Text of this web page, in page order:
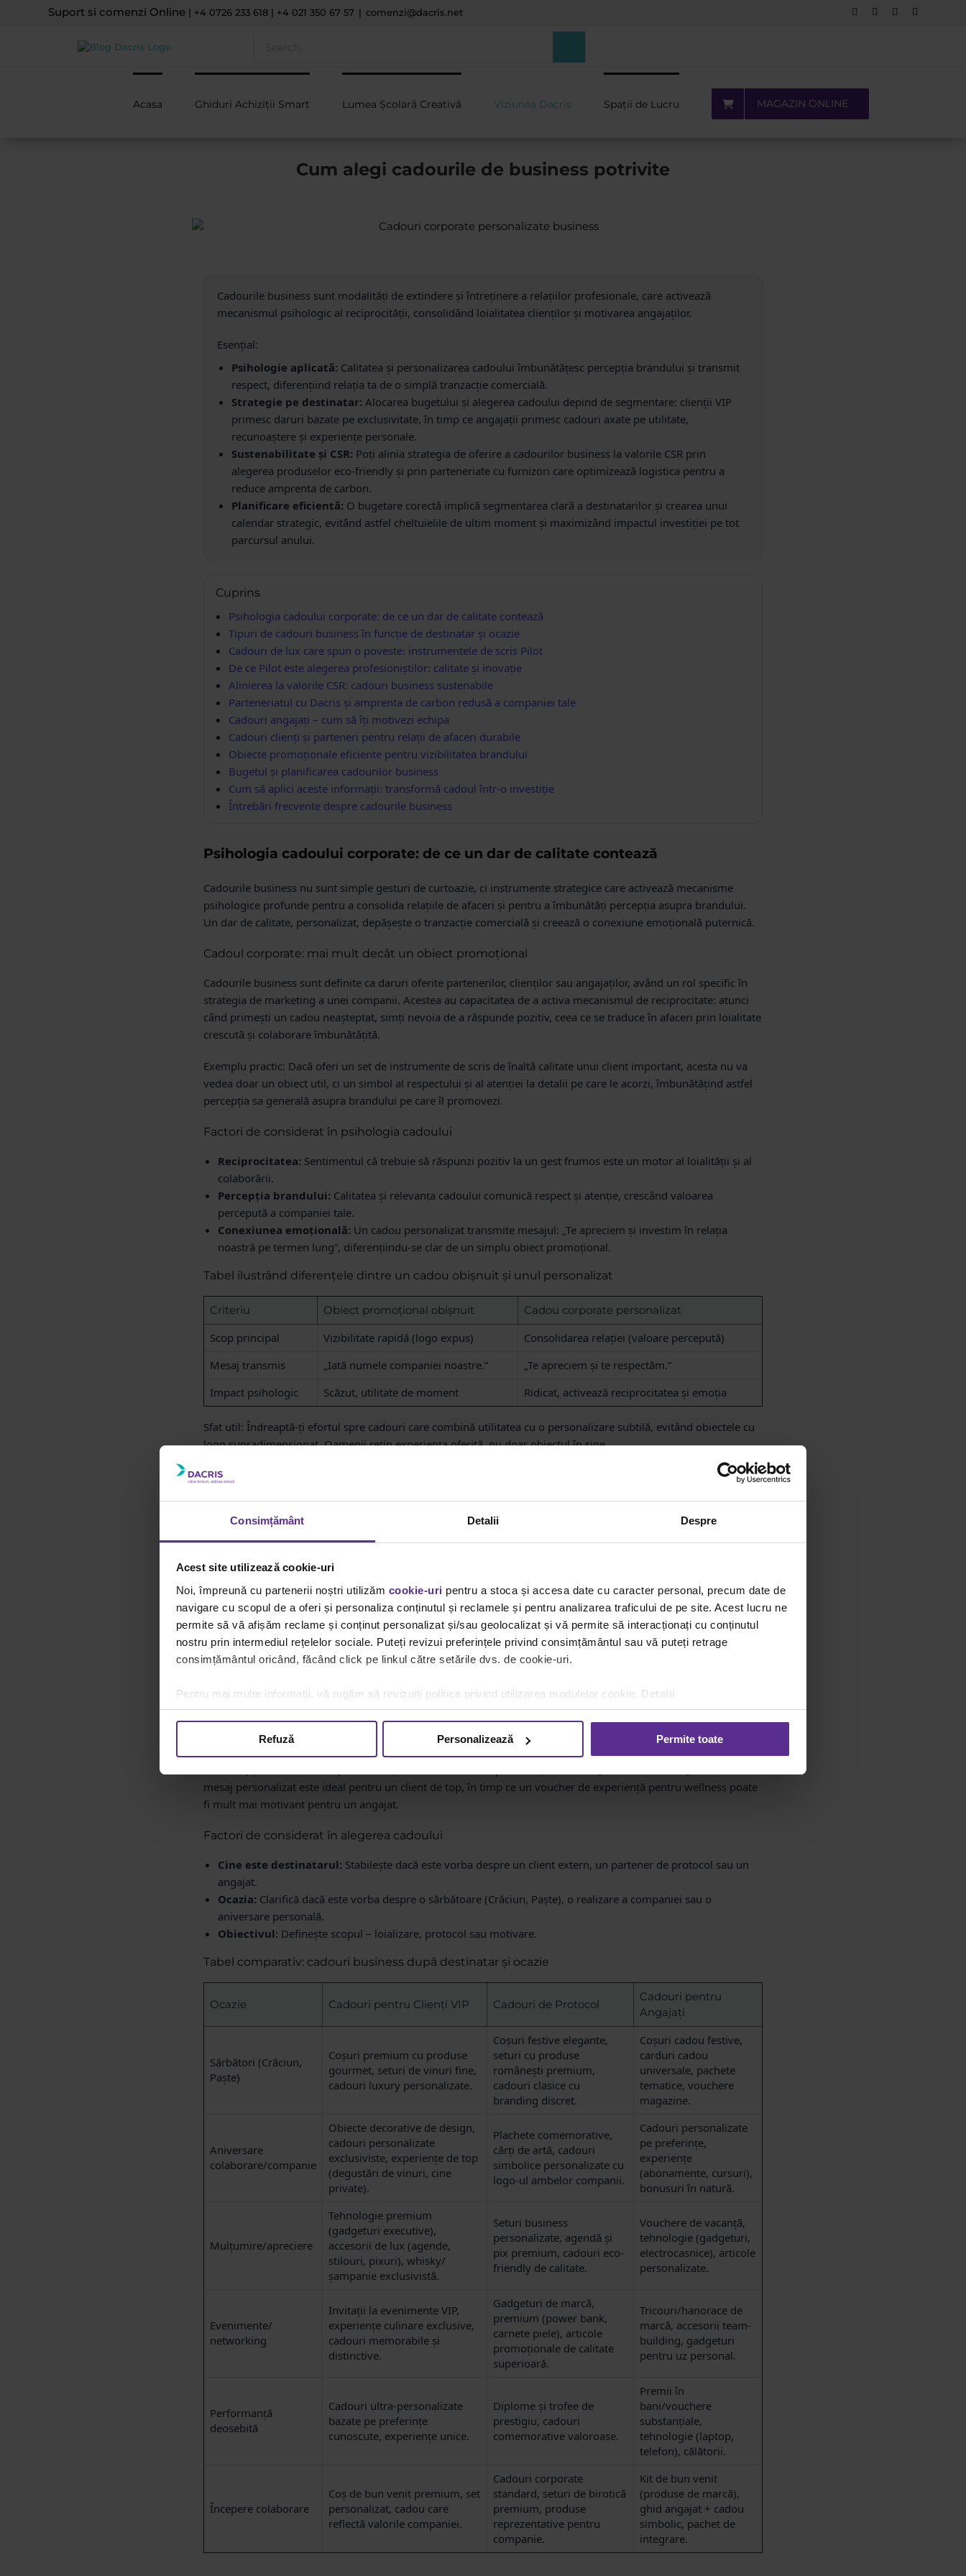
Consimțământ Detalii Despre
Acest site utilizează cookie-uri
Noi, împreună cu partenerii noștri utilizăm cookie-uri pentru a stoca și accesa date cu caracter personal, precum date de
navigare cu scopul de a oferi și personaliza conținutul și reclamele și pentru analizarea traficului de pe site. Acest lucru ne
permite să vă afișăm reclame și conținut personalizat și/sau geolocalizat și vă permite să interacționați cu conținutul
nostru prin intermediul rețelelor sociale. Puteți revizui preferințele privind consimțământul sau vă puteți retrage
consimțământul oricând, făcând click pe linkul către setările dvs. de cookie-uri.
Pentru mai multe informații, vă rugăm să revizuiți politica privind utilizarea modulelor cookie. Detalii
Refuză Personalizează Permite toate
Suport si comenzi Online | +4 0726 233 618 | +4 021 350 67 57 | comenzi@dacris.net FacebookLinkedInYouTube
Acasa Ghiduri Achiziții Smart Lumea Școlară Creativă Viziunea Dacris Spații de Lucru MAGAZIN ONLINE
Cum alegi cadourile de business potrivite
Cadourile business sunt modalități de extindere și întreținere a relațiilor profesionale, care activează
mecanismul psihologic al reciprocității, consolidând loialitatea clienților și motivarea angajaților.
Esențial:
Psihologie aplicată: Calitatea și personalizarea cadoului îmbunătățesc percepția brandului și transmit
respect, diferențiind relația ta de o simplă tranzacție comercială.
Strategie pe destinatar: Alocarea bugetului și alegerea cadoului depind de segmentare: clienții VIP
primesc daruri bazate pe exclusivitate, în timp ce angajații primesc cadouri axate pe utilitate,
recunoaștere și experiențe personale.
Sustenabilitate și CSR: Poți alinia strategia de oferire a cadourilor business la valorile CSR prin
alegerea produselor eco-friendly și prin parteneriate cu furnizori care optimizează logistica pentru a
reduce amprenta de carbon.
Planificare eficientă: O bugetare corectă implică segmentarea clară a destinatarilor și crearea unui
calendar strategic, evitând astfel cheltuielile de ultim moment și maximizând impactul investiției pe tot
parcursul anului.
Cuprins
Psihologia cadoului corporate: de ce un dar de calitate contează
Tipuri de cadouri business în funcție de destinatar și ocazie
Cadouri de lux care spun o poveste: instrumentele de scris Pilot
De ce Pilot este alegerea profesioniștilor: calitate și inovație
Alinierea la valorile CSR: cadouri business sustenabile
Parteneriatul cu Dacris și amprenta de carbon redusă a companiei tale
Cadouri angajați – cum să îți motivezi echipa
Cadouri clienți și parteneri pentru relații de afaceri durabile
Obiecte promoționale eficiente pentru vizibilitatea brandului
Bugetul și planificarea cadourilor business
Cum să aplici aceste informații: transformă cadoul într-o investiție
Întrebări frecvente despre cadourile business
Psihologia cadoului corporate: de ce un dar de calitate contează
Cadourile business nu sunt simple gesturi de curtoazie, ci instrumente strategice care activează mecanisme
psihologice profunde pentru a consolida relațiile de afaceri și pentru a îmbunătăți percepția asupra brandului.
Un dar de calitate, personalizat, depășește o tranzacție comercială și creează o conexiune emoțională puternică.
Cadoul corporate: mai mult decât un obiect promoțional
Cadourile business sunt definite ca daruri oferite partenerilor, clienților sau angajaților, având un rol specific în
strategia de marketing a unei companii. Acestea au capacitatea de a activa mecanismul de reciprocitate: atunci
când primești un cadou neașteptat, simți nevoia de a răspunde pozitiv, ceea ce se traduce în afaceri prin loialitate
crescută și colaborare îmbunătățită.
Exemplu practic: Dacă oferi un set de instrumente de scris de înaltă calitate unui client important, acesta nu va
vedea doar un obiect util, ci un simbol al respectului și al atenției la detalii pe care le acorzi, îmbunătățind astfel
percepția sa generală asupra brandului pe care îl promovezi.
Factori de considerat în psihologia cadoului
Reciprocitatea: Sentimentul că trebuie să răspunzi pozitiv la un gest frumos este un motor al loialității și al
colaborării.
Percepția brandului: Calitatea și relevanța cadoului comunică respect și atenție, crescând valoarea
percepută a companiei tale.
Conexiunea emoțională: Un cadou personalizat transmite mesajul: „Te apreciem și investim în relația
noastră pe termen lung”, diferențiindu-se clar de un simplu obiect promoțional.
Tabel ilustrând diferențele dintre un cadou obișnuit și unul personalizat
Criteriu Obiect promoțional obișnuit Cadou corporate personalizat
Scop principal Vizibilitate rapidă (logo expus)
Consolidarea relației (valoare percepută)
Mesaj transmis
„Iată numele companiei noastre.”
„Te apreciem și te respectăm.”
Impact psihologic
Scăzut, utilitate de moment Ridicat, activează reciprocitatea și emoția
Sfat util: Îndreaptă-ți efortul spre cadouri care combină utilitatea cu o personalizare subtilă, evitând obiectele cu
logo supradimensionat. Oamenii rețin experiența oferită, nu doar obiectul în sine.
Tipuri de cadouri business în funcție de destinatar și ocazie
Alegerea cadoului potrivit depinde, în mod esențial, de identitatea destinatarului și de ocazia oferirii, deoarece
fiecare context necesită o abordare diferită pentru a maximiza impactul emoțional și strategic.
Elemente cheie: destinatarul și eticheta
Fiecare categorie de destinatari impune un set distinct de așteptări și obiective pentru cadoul tău corporate.
Clienții VIPnecesită daruri care să transmită apreciere și exclusivitate, consolidând relațiile pe termen lung.
formal.
Cadourile pentru angajațitrebuie să reflecte recunoașterea și să contribuie vizibil la motivarea și retenția
echipei.
Nu poți oferi același cadou unui angajat junior (unde primează utilitatea și recunoașterea
mesaj personalizat este ideal pentru un client de top, în timp ce un voucher de experiență pentru wellness poate
fi mult mai motivant pentru un angajat.
Factori de considerat în alegerea cadoului
Cine este destinatarul: Stabilește dacă este vorba despre un client extern, un partener de protocol sau un
angajat.
Ocazia: Clarifică dacă este vorba despre o sărbătoare (Crăciun, Paște), o realizare a companiei sau o
aniversare personală.
Obiectivul: Definește scopul – loializare, protocol sau motivare.
Tabel comparativ: cadouri business după destinatar și ocazie
Ocazie Cadouri pentru Clienți VIP Cadouri de Protocol
Cadouri pentru
Angajați
Sărbători (Crăciun,
Paște)
Coșuri premium cu produse
gourmet, seturi de vinuri fine,
cadouri luxury personalizate.
Coșuri festive elegante,
seturi cu produse
românești premium,
cadouri clasice cu
branding discret.
Coșuri cadou festive,
carduri cadou
universale, pachete
tematice, vouchere
magazine.
Aniversare
colaborare/companie
Obiecte decorative de design,
cadouri personalizate
exclusiviste, experiențe de top
(degustări de vinuri, cine
private).
Plachete comemorative,
cărți de artă, cadouri
simbolice personalizate cu
logo-ul ambelor companii.
Cadouri personalizate
pe preferințe,
experiențe
(abonamente, cursuri),
bonusuri în natură.
Mulțumire/apreciere
Tehnologie premium
(gadgeturi executive),
accesorii de lux (agende,
stilouri, pixuri), whisky/
șampanie exclusivistă.
Seturi business
personalizate, agendă și
pix premium, cadouri eco-
friendly de calitate.
Vouchere de vacanță,
tehnologie (gadgeturi,
electrocasnice), articole
personalizate.
Evenimente/
networking
Invitații la evenimente VIP,
experiențe culinare exclusive,
cadouri memorabile și
distinctive.
Gadgeturi de marcă,
premium (power bank,
carnete piele), articole
promoționale de calitate
superioară.
Tricouri/hanorace de
marcă, accesorii team-
building, gadgeturi
pentru uz personal.
Performanță
deosebită
Cadouri ultra-personalizate
bazate pe preferințe
cunoscute, experiențe unice.
Diplome și trofee de
prestigiu, cadouri
comemorative valoroase.
Premii în
bani/vouchere
substanțiale,
tehnologie (laptop,
telefon), călătorii.
Începere colaborare
Coș de bun venit premium, set
personalizat, cadou care
reflectă valorile companiei.
Cadouri corporate
standard, seturi de birotică
premium, produse
reprezentative pentru
companie.
Kit de bun venit
(produse de marcă),
ghid angajat + cadou
simbolic, pachet de
integrare.